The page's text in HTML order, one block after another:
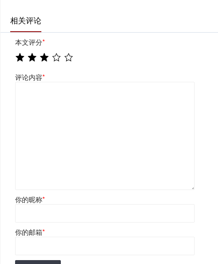
相关评论
本文评分*
评论内容*
你的昵称*
你的邮箱*